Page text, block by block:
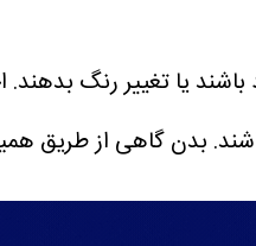
یا تغییر رنگ بدهند.
بدن گاهی از